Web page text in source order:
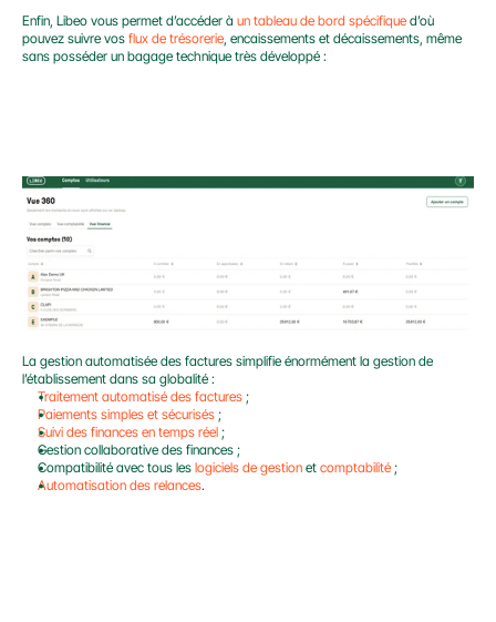
Enfin, Libeo vous permet d’accéder à un tableau de bord spécifique d’où
pouvez suivre vos flux de trésorerie, encaissements et décaissements, même
sans posséder un bagage technique très développé :
La gestion automatisée des factures simplifie énormément la gestion de
l’établissement dans sa globalité :
Traitement automatisé des factures ;
Paiements simples et sécurisés ;
Suivi des finances en temps réel ;
Gestion collaborative des finances ;
Compatibilité avec tous les logiciels de gestion et comptabilité ;
Automatisation des relances.